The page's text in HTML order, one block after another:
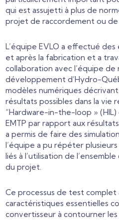
qui est assujetti à plus de
projet de raccordement ou
L’équipe EVLO a effectué
et après la fabrication et a
collaboration avec l’équipe
développement d’Hydro-
modèles numériques
résultats possibles dans la vie
“Hardware-in-the-loop » (HIL)
EMTP par rapport aux
a permis de faire des
l’équipe a pu répéter
liés à l’utilisation de
du projet.
Ce processus de test complet
caractéristiques essentielles
convertisseur à contourner